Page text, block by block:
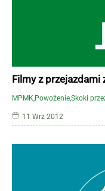
MPMK PowożenieSkoki
Filmy z
11 Wrz 2012